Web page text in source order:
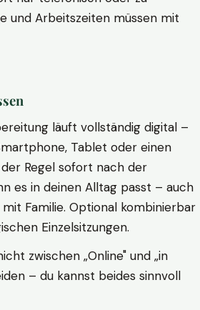
und Arbeitszeiten müssen mit
läuft vollständig digital –
Tablet oder einen
Regel sofort nach der
es in deinen Alltag passt – auch
Familie. Optional kombinierbar
Einzelsitzungen.
zwischen „Online" und „in
– du kannst beides sinnvoll